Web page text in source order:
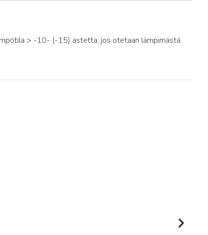
> -10- (-15) astetta, jos otetaan lämpimästä